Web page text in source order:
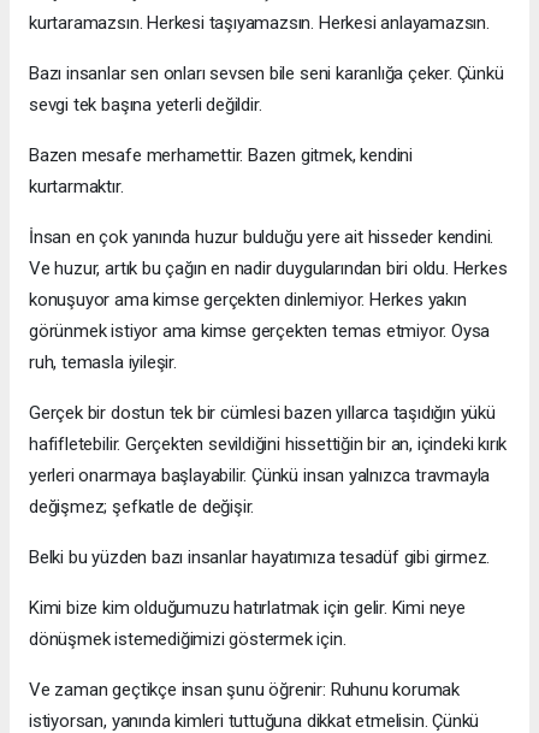
kurtaramazsın. Herkesi taşıyamazsın. Herkesi anlayamazsın.
Bazı insanlar sen onları sevsen bile seni karanlığa çeker. Çünkü
sevgi tek başına yeterli değildir.
Bazen mesafe merhamettir. Bazen gitmek, kendini
kurtarmaktır.
İnsan en çok yanında huzur bulduğu yere ait hisseder kendini.
Ve huzur, artık bu çağın en nadir duygularından biri oldu. Herkes
konuşuyor ama kimse gerçekten dinlemiyor. Herkes yakın
görünmek istiyor ama kimse gerçekten temas etmiyor. Oysa
ruh, temasla iyileşir.
Gerçek bir dostun tek bir cümlesi bazen yıllarca taşıdığın yükü
hafifletebilir. Gerçekten sevildiğini hissettiğin bir an, içindeki kırık
yerleri onarmaya başlayabilir. Çünkü insan yalnızca travmayla
değişmez; şefkatle de değişir.
Belki bu yüzden bazı insanlar hayatımıza tesadüf gibi girmez.
Kimi bize kim olduğumuzu hatırlatmak için gelir. Kimi neye
dönüşmek istemediğimizi göstermek için.
Ve zaman geçtikçe insan şunu öğrenir: Ruhunu korumak
istiyorsan, yanında kimleri tuttuğuna dikkat etmelisin. Çünkü